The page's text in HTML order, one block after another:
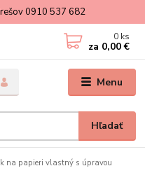
0910 537 682
Menu
Hľadať
0 ks
za 0,00 €
na papieri vlastný s úpravou